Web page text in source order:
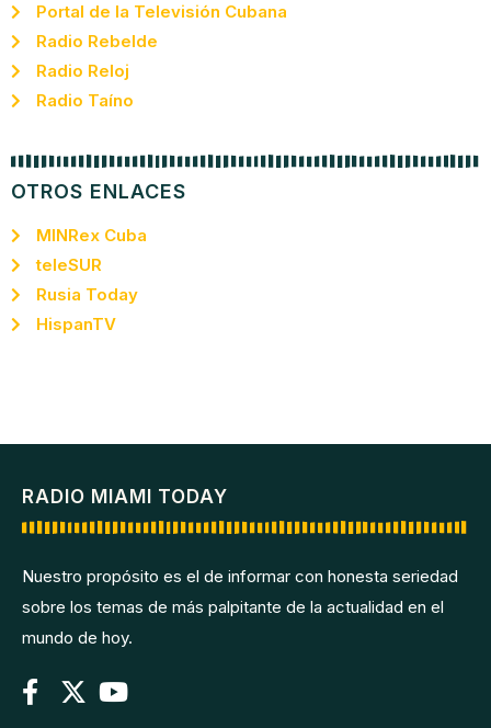
Portal de la Televisión Cubana
Radio Rebelde
Radio Reloj
Radio Taíno
OTROS ENLACES
MINRex Cuba
teleSUR
Rusia Today
HispanTV
RADIO MIAMI TODAY
Nuestro propósito es el de informar con honesta seriedad
sobre los temas de más palpitante de la actualidad en el
mundo de hoy.